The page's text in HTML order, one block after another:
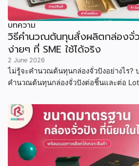
บทความ
วิธีคำนวณต้นทุนสั่งผลิตกล่องจั่
ง่ายๆ ที่ SME ใช้ได้จริง
2 June 2026
ไม่รู้จะคำนวณต้นทุนกล่องจั่วปังอย่างไร?
คำนวณต้นทุนกล่องจั่วปังต่อชิ้นและต่อ Lot